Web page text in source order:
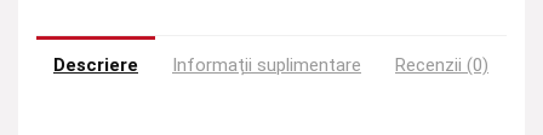
Descriere Informații suplimentare Recenzii (0)